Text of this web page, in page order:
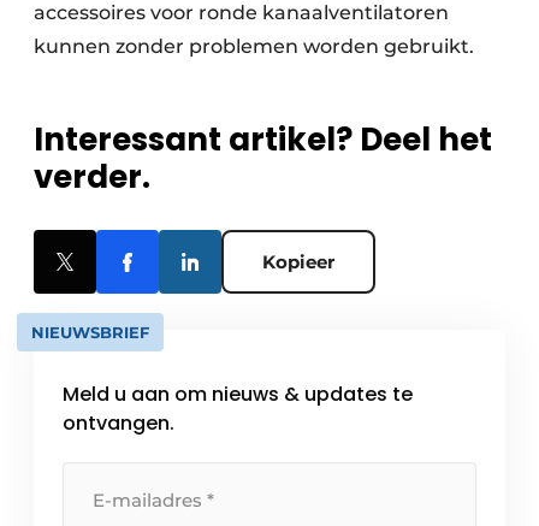
accessoires voor ronde kanaalventilatoren
kunnen zonder problemen worden gebruikt.
Interessant artikel? Deel het
verder.
Kopieer
NIEUWSBRIEF
Meld u aan om nieuws & updates te
ontvangen.